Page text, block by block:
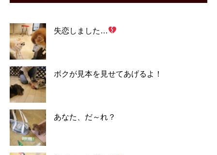
失恋しました…
ボクが見本を見せてあげるよ！
あなた、だ～れ？